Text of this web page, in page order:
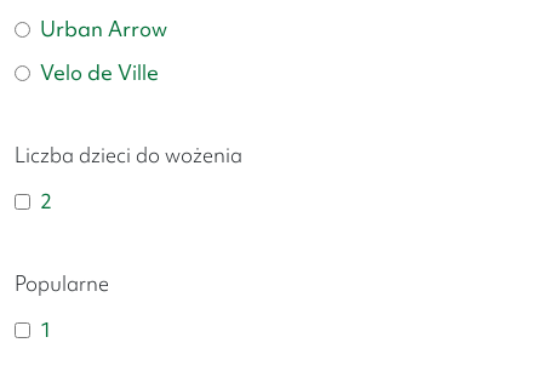
Urban Arrow
Velo de Ville
Liczba dzieci do wożenia
2
Popularne
1